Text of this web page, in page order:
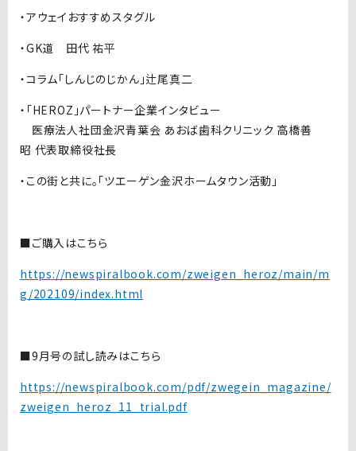
・アウェイおすすめスタグル
・GK道 田代 祐平
・コラム「しんじのじかん」辻尾真二
・「HEROZ」パートナー企業インタビュー
医療法人社団金沢青葉会 あおば歯科クリニック 高橋善
昭 代表取締役社長
・この街と共に。「ツエーゲン金沢ホームタウン活動」
■ご購入はこちら
https://newspiralbook.com/zweigen_heroz/main/m
g/202109/index.html
■9月号の試し読みはこちら
https://newspiralbook.com/pdf/zwegein_magazine/
zweigen_heroz_11_trial.pdf